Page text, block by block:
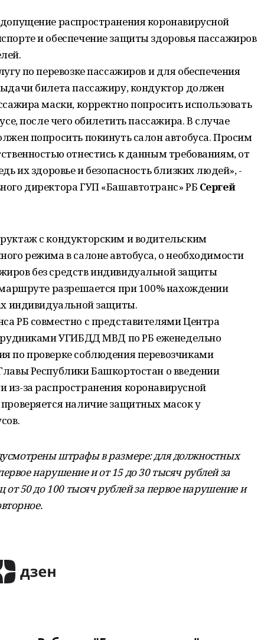
распространения коронавирусной
и обеспечение защиты здоровья пассажиров
по перевозке пассажиров и для обеспечения
билета пассажиру, кондуктор должен
маски, корректно попросить использовать
после чего обилетить пассажира. В случае
попросить покинуть салон автобуса. Просим
отнестись к данным требованиям, от
их здоровье и безопасность близких людей», -
директора ГУП «Башавтотранс» РБ Сергей
с кондукторским и водительским
режима в салоне автобуса, о необходимости
без средств индивидуальной защиты
разрешается при 100% нахождении
индивидуальной защиты.
РБ совместно с представителями Центра
УГИБДД МВД по РБ еженедельно
по проверке соблюдения перевозчиками
Республики Башкортостан о введении
за распространения коронавирусной
наличие защитных масок у
штрафы в размере: для должностных
нарушение и от 15 до 30 тысяч рублей за
50 до 100 тысяч рублей за первое нарушение и